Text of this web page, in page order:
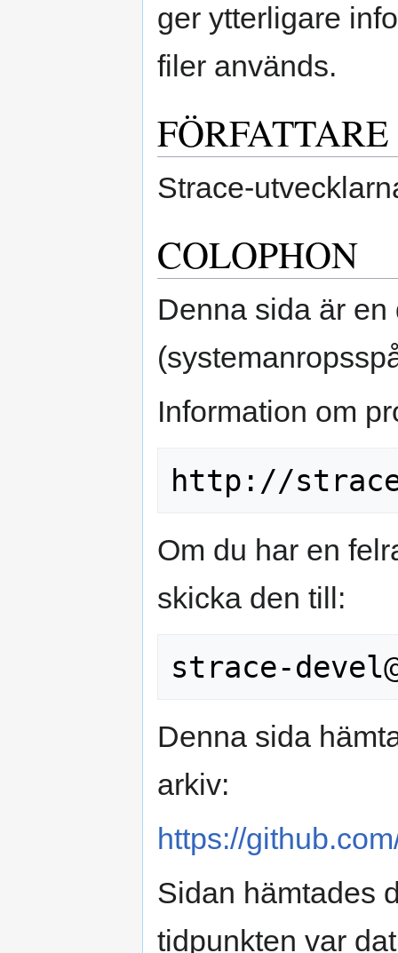
ger ytterligare
filer används.
FÖRFATTARE
Strace-
COLOPHON
Denna sida är
Information om
Om du har en
skicka den till:
Denna sida
arkiv:
https://
Sidan hämtades
tidpunkten var